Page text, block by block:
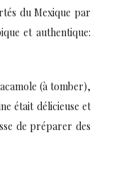
du Mexique par
et authentique:
(à tomber),
était délicieuse et
de préparer des